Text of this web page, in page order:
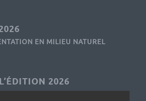
EN MILIEU NATUREL
2026